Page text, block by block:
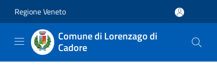
Regione Veneto
Comune di Lorenzago di
Cadore